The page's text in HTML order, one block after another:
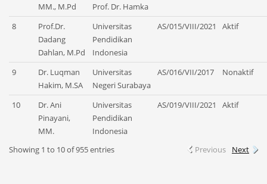
MM., M.Pd
Prof. Dr. Hamka
8
Prof.Dr.
Dadang
Dahlan, M.Pd
Universitas
Pendidikan
Indonesia
AS/015/VIII/2021 Aktif
9
Dr. Luqman
Hakim, M.SA
Universitas
Negeri Surabaya
AS/016/VII/2017 Nonaktif
10
Dr. Ani
Pinayani,
MM.
Universitas
Pendidikan
Indonesia
AS/019/VIII/2021 Aktif
Showing 1 to 10 of 955 entries Previous Next